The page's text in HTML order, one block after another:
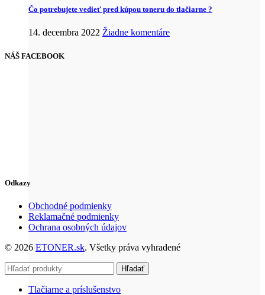
Čo potrebujete vedieť pred kúpou toneru do tlačiarne ?
14. decembra 2022 Žiadne komentáre
NÁŠ FACEBOOK
Odkazy
Obchodné podmienky
Reklamačné podmienky
Ochrana osobných údajov
© 2026 ETONER.sk. Všetky práva vyhradené
Hľadať
Tlačiarne a príslušenstvo